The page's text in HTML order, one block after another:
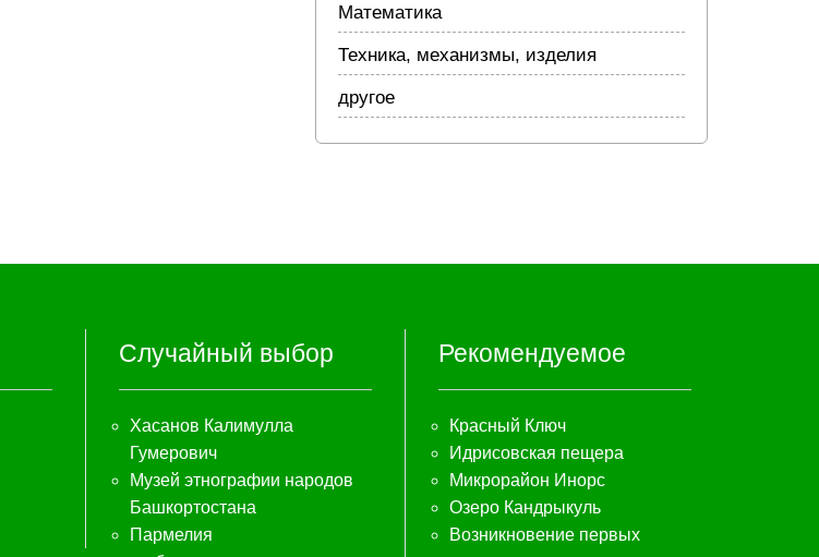
Математика
Техника, механизмы, изделия
другое
Случайный выбор
Хасанов Калимулла
Гумерович
Музей этнографии народов
Башкортостана
Пармелия
Рекомендуемое
Красный Ключ
Идрисовская пещера
Микрорайон Инорс
Озеро Кандрыкуль
Возникновение первых